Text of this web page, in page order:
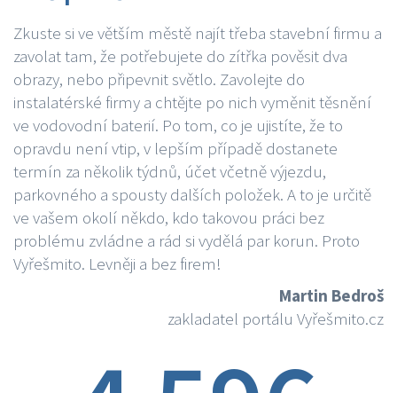
Zkuste si ve větším městě najít třeba stavební firmu a
zavolat tam, že potřebujete do zítřka pověsit dva
obrazy, nebo připevnit světlo. Zavolejte do
instalatérské firmy a chtějte po nich vyměnit těsnění
ve vodovodní baterií. Po tom, co je ujistíte, že to
opravdu není vtip, v lepším případě dostanete
termín za několik týdnů, účet včetně výjezdu,
parkovného a spousty dalších položek. A to je určitě
ve vašem okolí někdo, kdo takovou práci bez
problému zvládne a rád si vydělá par korun. Proto
Vyřešmito. Levněji a bez firem!
Martin Bedroš
zakladatel portálu Vyřešmito.cz